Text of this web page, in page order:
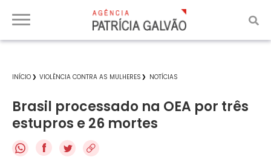
INÍCIO VIOLÊNCIA CONTRA AS MULHERES NOTÍCIAS
Brasil processado na OEA por três
estupros e 26 mortes
f